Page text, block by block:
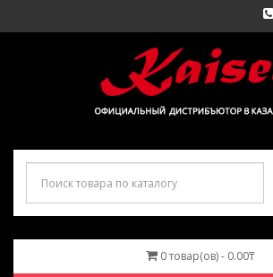
0 товар(ов) - 0.00₸